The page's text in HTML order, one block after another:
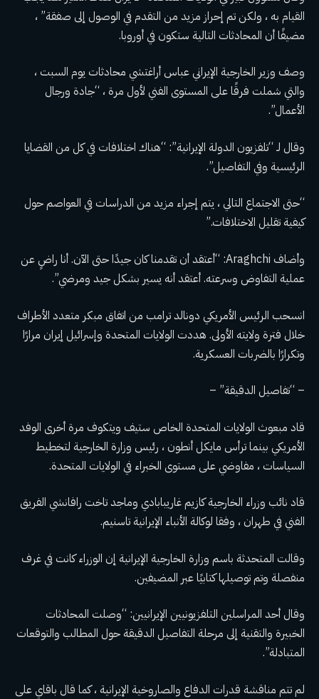
القيام به ، ولكن تم إحراز مزيد من التقدم في الوصول إلى صفقة” ،
مضيفًا أن المحادثات التالية ستكون في أوروبا.
وصف وزير الخارجية الإيراني عباس أراغتشي محادثات يوم السبت ،
والتي شملت فرقًا على المستوى الفني لأول مرة ، “جادة ورجال
الأعمال”.
وقال لـ “تلفزيون الدولة الإيرانية”: “هناك اختلافات في كل من القضايا
الرئيسية وفي التفاصيل”.
“حتى الاجتماع التالي ، يتم إجراء مزيد من الدراسات في العواصم حول
كيفية تقليل الاختلافات.”
وأضاف Araghchi: “أعتقد أن تقدمنا ​​كان جيدًا حتى الآن. أنا راضٍ عن
عملية التفاوض وسرعته. أعتقد أنه يسير بشكل جيد ومرضي”.
انسحب الرئيس الأمريكي دونالد ترامب من اتفاق مبكر متعدد الأطراف
خلال فترة ولايته الأولى. هددت الولايات المتحدة وإسرائيل إيران مرارًا
وتكرارًا بالضربات العسكرية.
– “تفاصيل الدقيقة” –
قاد مبعوث الولايات المتحدة الخاص ستيف ويتكوف مرة أخرى الوفد
الأمريكي بينما ترأس مايكل أنطون ، رئيس وزارة الخارجية لتخطيط
السياسات ، مفاوضي على مستوى الخبراء في الولايات المتحدة.
قاد نائب وزراء الخارجية كازيم غاريبابادي وماجد تاخت رافانشي الفريق
الفني في طهران ، وفقا لوكالة الأنباء الإيرانية تاسنيم.
وقالت المتحدثة باسم وزارة الخارجية الإيرانية إن الوزراء كانت في غرف
منفصلة وتم توصيلها كتابيًا عبر المضيفين.
وقال أحد المراسلين التلفزيونيين الإيرانيين: “وصلت المحادثات
الخبيرة والتقنية إلى مرحلة التفاصيل الدقيقة حول المطالب والتوقعات
المتبادلة”.
لم تتم مناقشة قدرات الدفاع والصاروخية الإيرانية ، كما قال باقاي على